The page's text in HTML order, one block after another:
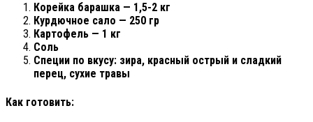
Корейка барашка — 1,5-2 кг
Курдючное сало — 250 гр
Картофель — 1 кг
Соль
Специи по вкусу: зира, красный острый и сладкий
перец, сухие травы
Как готовить: